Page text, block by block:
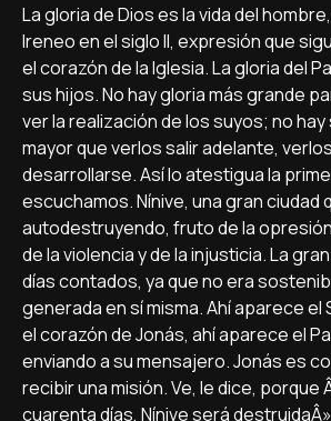
La gloria de Dios es la vida del
Ireneo en el siglo II, expresión que
el corazón de la Iglesia. La gloria del
sus hijos. No hay gloria más grande
ver la realización de los suyos; no
mayor que verlos salir adelante,
desarrollarse. Así­ lo atestigua la
escuchamos. Ní­nive, una gran ciudad
autodestruyendo, fruto de la
de la violencia y de la injusticia. La
dí­as contados, ya que no era
generada en sí­ misma. Ahí­ aparece el
el corazón de Jonás, ahí­ aparece el
enviando a su mensajero. Jonás es
recibir una misión. Ve, le dice, porque
cuarenta dí­as, Ní­nive será